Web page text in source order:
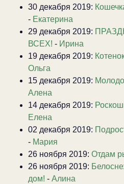
30 декабря 2019:
- Екатерина
29 декабря 2019:
ВСЕХ! - Ирина
19 декабря 2019:
Ольга
15 декабря 2019:
Алена
14 декабря 2019:
Елена
02 декабря 2019:
- Мария
26 ноября 2019: Отдам
26 ноября 2019:
дом! - Алина